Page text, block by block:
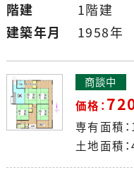
階建
1階建
建築年月
1958年
商談中
価格：
専有面積：
土地面積